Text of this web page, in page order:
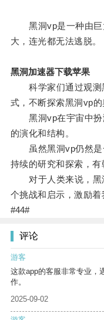
黑洞vp是一种由巨
大，连光都无法逃脱。
黑洞加速器下载苹果
科学家们通过观测
式，不断探索黑洞vp的
黑洞vp在宇宙中扮
的演化和结构。
虽然黑洞vp仍然是
持续的研究和探索，有
对于人类来说，黑
个挑战和启示，激励着
#44#
评论
游客
这款app的客服非常专业，
作。
2025-09-02